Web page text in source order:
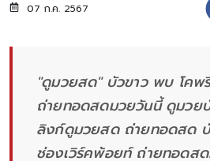
07 ก.ค. 2567
"ดูมวยสด" บัวขาว พบ โคพ
ถ่ายทอดสดมวยวันนี้ ดูมวย
ลิงก์ดูมวยสด ถ่ายทอดสด
ช่องเวิร์คพ้อยท์ ถ่ายทอดส